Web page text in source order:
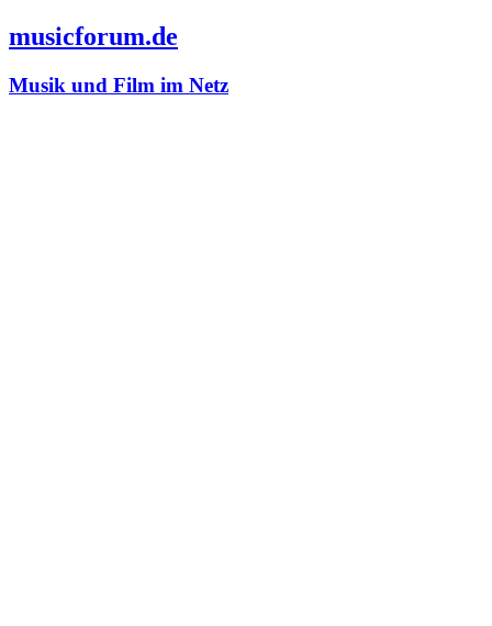
musicforum.de
Musik und Film im Netz